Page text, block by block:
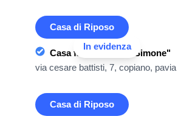
In evidenza
Casa di Riposo
Casa famiglia "Villa Simone"
via cesare battisti, 7, copiano, pavia
Casa di Riposo